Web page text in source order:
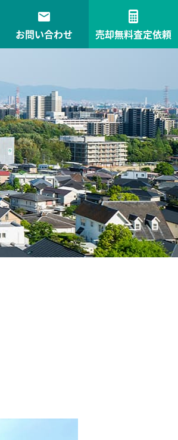
お問い合わせ 売却無料査定依頼